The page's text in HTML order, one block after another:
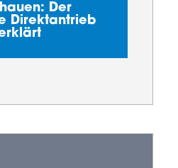
Der
Direktantrieb